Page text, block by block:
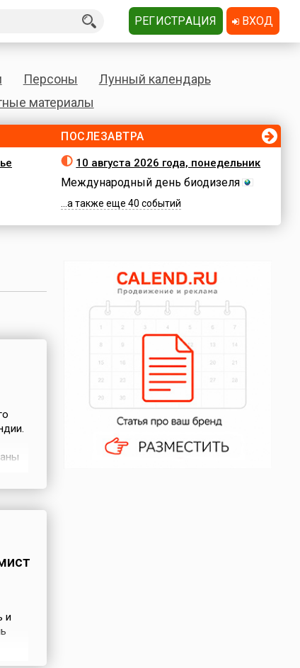
Персоны
Лунный календарь
материалы
ПОСЛЕЗАВТРА
10 августа 2026 года, понедельник
Международный день биодизеля
...а также еще 40 событий
и
РЕГИСТРАЦИЯ ВХОД